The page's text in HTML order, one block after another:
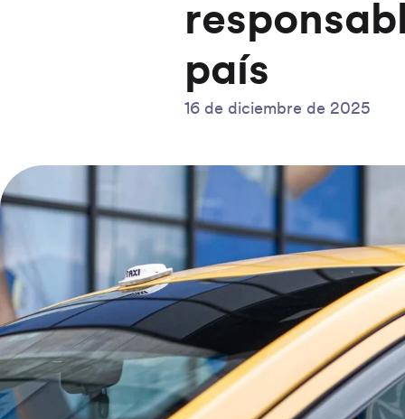
país
16 de diciembre de 2025